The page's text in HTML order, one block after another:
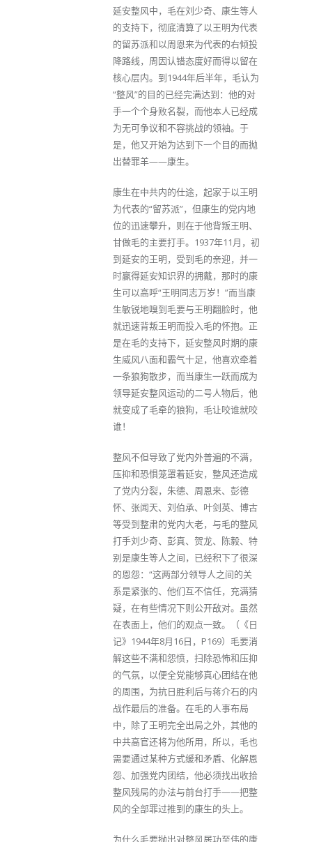
延安整风中，毛在刘少奇、康生等人
的支持下，彻底清算了以王明为代表
的留苏派和以周恩来为代表的右倾投
降路线，周因认错态度好而得以留在
核心层内。到1944年后半年，毛认为
“整风”的目的已经完满达到：他的对
手一个个身败名裂，而他本人已经成
为无可争议和不容挑战的领袖。于
是，他又开始为达到下一个目的而抛
出替罪羊——康生。
康生在中共内的仕途，起家于以王明
为代表的“留苏派”，但康生的党内地
位的迅速攀升，则在于他背叛王明、
甘做毛的主要打手。1937年11月，初
到延安的王明，受到毛的亲迎，并一
时赢得延安知识界的拥戴，那时的康
生可以高呼“王明同志万岁！”而当康
生敏锐地嗅到毛要与王明翻脸时，他
就迅速背叛王明而投入毛的怀抱。正
是在毛的支持下，延安整风时期的康
生威风八面和霸气十足，他喜欢牵着
一条狼狗散步，而当康生一跃而成为
领导延安整风运动的二号人物后，他
就变成了毛牵的狼狗，毛让咬谁就咬
谁！
整风不但导致了党内外普遍的不满，
压抑和恐惧笼罩着延安，整风还造成
了党内分裂，朱德、周恩来、彭德
怀、张闻天、刘伯承、叶剑英、博古
等受到整肃的党内大老，与毛的整风
打手刘少奇、彭真、贺龙、陈毅、特
别是康生等人之间，已经积下了很深
的恩怨：“这两部分领导人之间的关
系是紧张的、他们互不信任，充满猜
疑，在有些情况下则公开敌对。虽然
在表面上，他们的观点一致。（《日
记》1944年8月16日，P169）毛要消
解这些不满和怨愤，扫除恐怖和压抑
的气氛，以便全党能够真心团结在他
的周围，为抗日胜利后与蒋介石的内
战作最后的准备。在毛的人事布局
中，除了王明完全出局之外，其他的
中共高官还将为他所用，所以，毛也
需要通过某种方式缓和矛盾、化解恩
怨、加强党内团结，他必须找出收拾
整风残局的办法与前台打手——把整
风的全部罪过推到的康生的头上。
为什么毛要抛出对整风居功至伟的康